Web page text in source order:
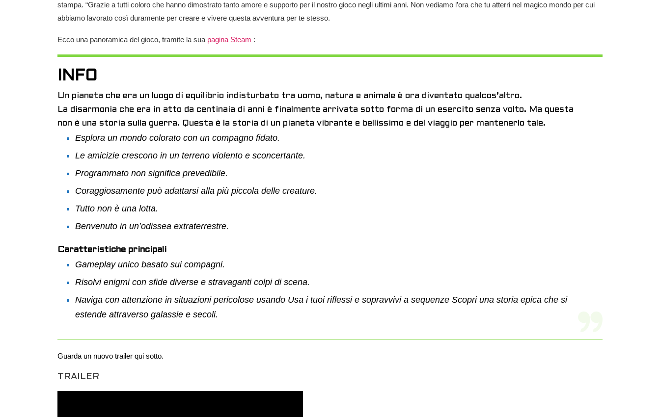
stampa. “Grazie a tutti coloro che hanno dimostrato tanto amore e supporto per il nostro gioco negli ultimi anni. Non vediamo l’ora che tu atterri nel magico mondo per cui
abbiamo lavorato così duramente per creare e vivere questa avventura per te stesso.
Ecco una panoramica del gioco, tramite la sua pagina Steam :
INFO
Un pianeta che era un luogo di equilibrio indisturbato tra uomo, natura e animale è ora diventato qualcos’altro.
La disarmonia che era in atto da centinaia di anni è finalmente arrivata sotto forma di un esercito senza volto. Ma questa
non è una storia sulla guerra. Questa è la storia di un pianeta vibrante e bellissimo e del viaggio per mantenerlo tale.
Esplora un mondo colorato con un compagno fidato.
Le amicizie crescono in un terreno violento e sconcertante.
Programmato non significa prevedibile.
Coraggiosamente può adattarsi alla più piccola delle creature.
Tutto non è una lotta.
Benvenuto in un’odissea extraterrestre.
Caratteristiche principali
Gameplay unico basato sui compagni.
Risolvi enigmi con sfide diverse e stravaganti colpi di scena.
Naviga con attenzione in situazioni pericolose usando Usa i tuoi riflessi e sopravvivi a sequenze Scopri una storia epica che si
estende attraverso galassie e secoli.
Guarda un nuovo trailer qui sotto.
TRAILER